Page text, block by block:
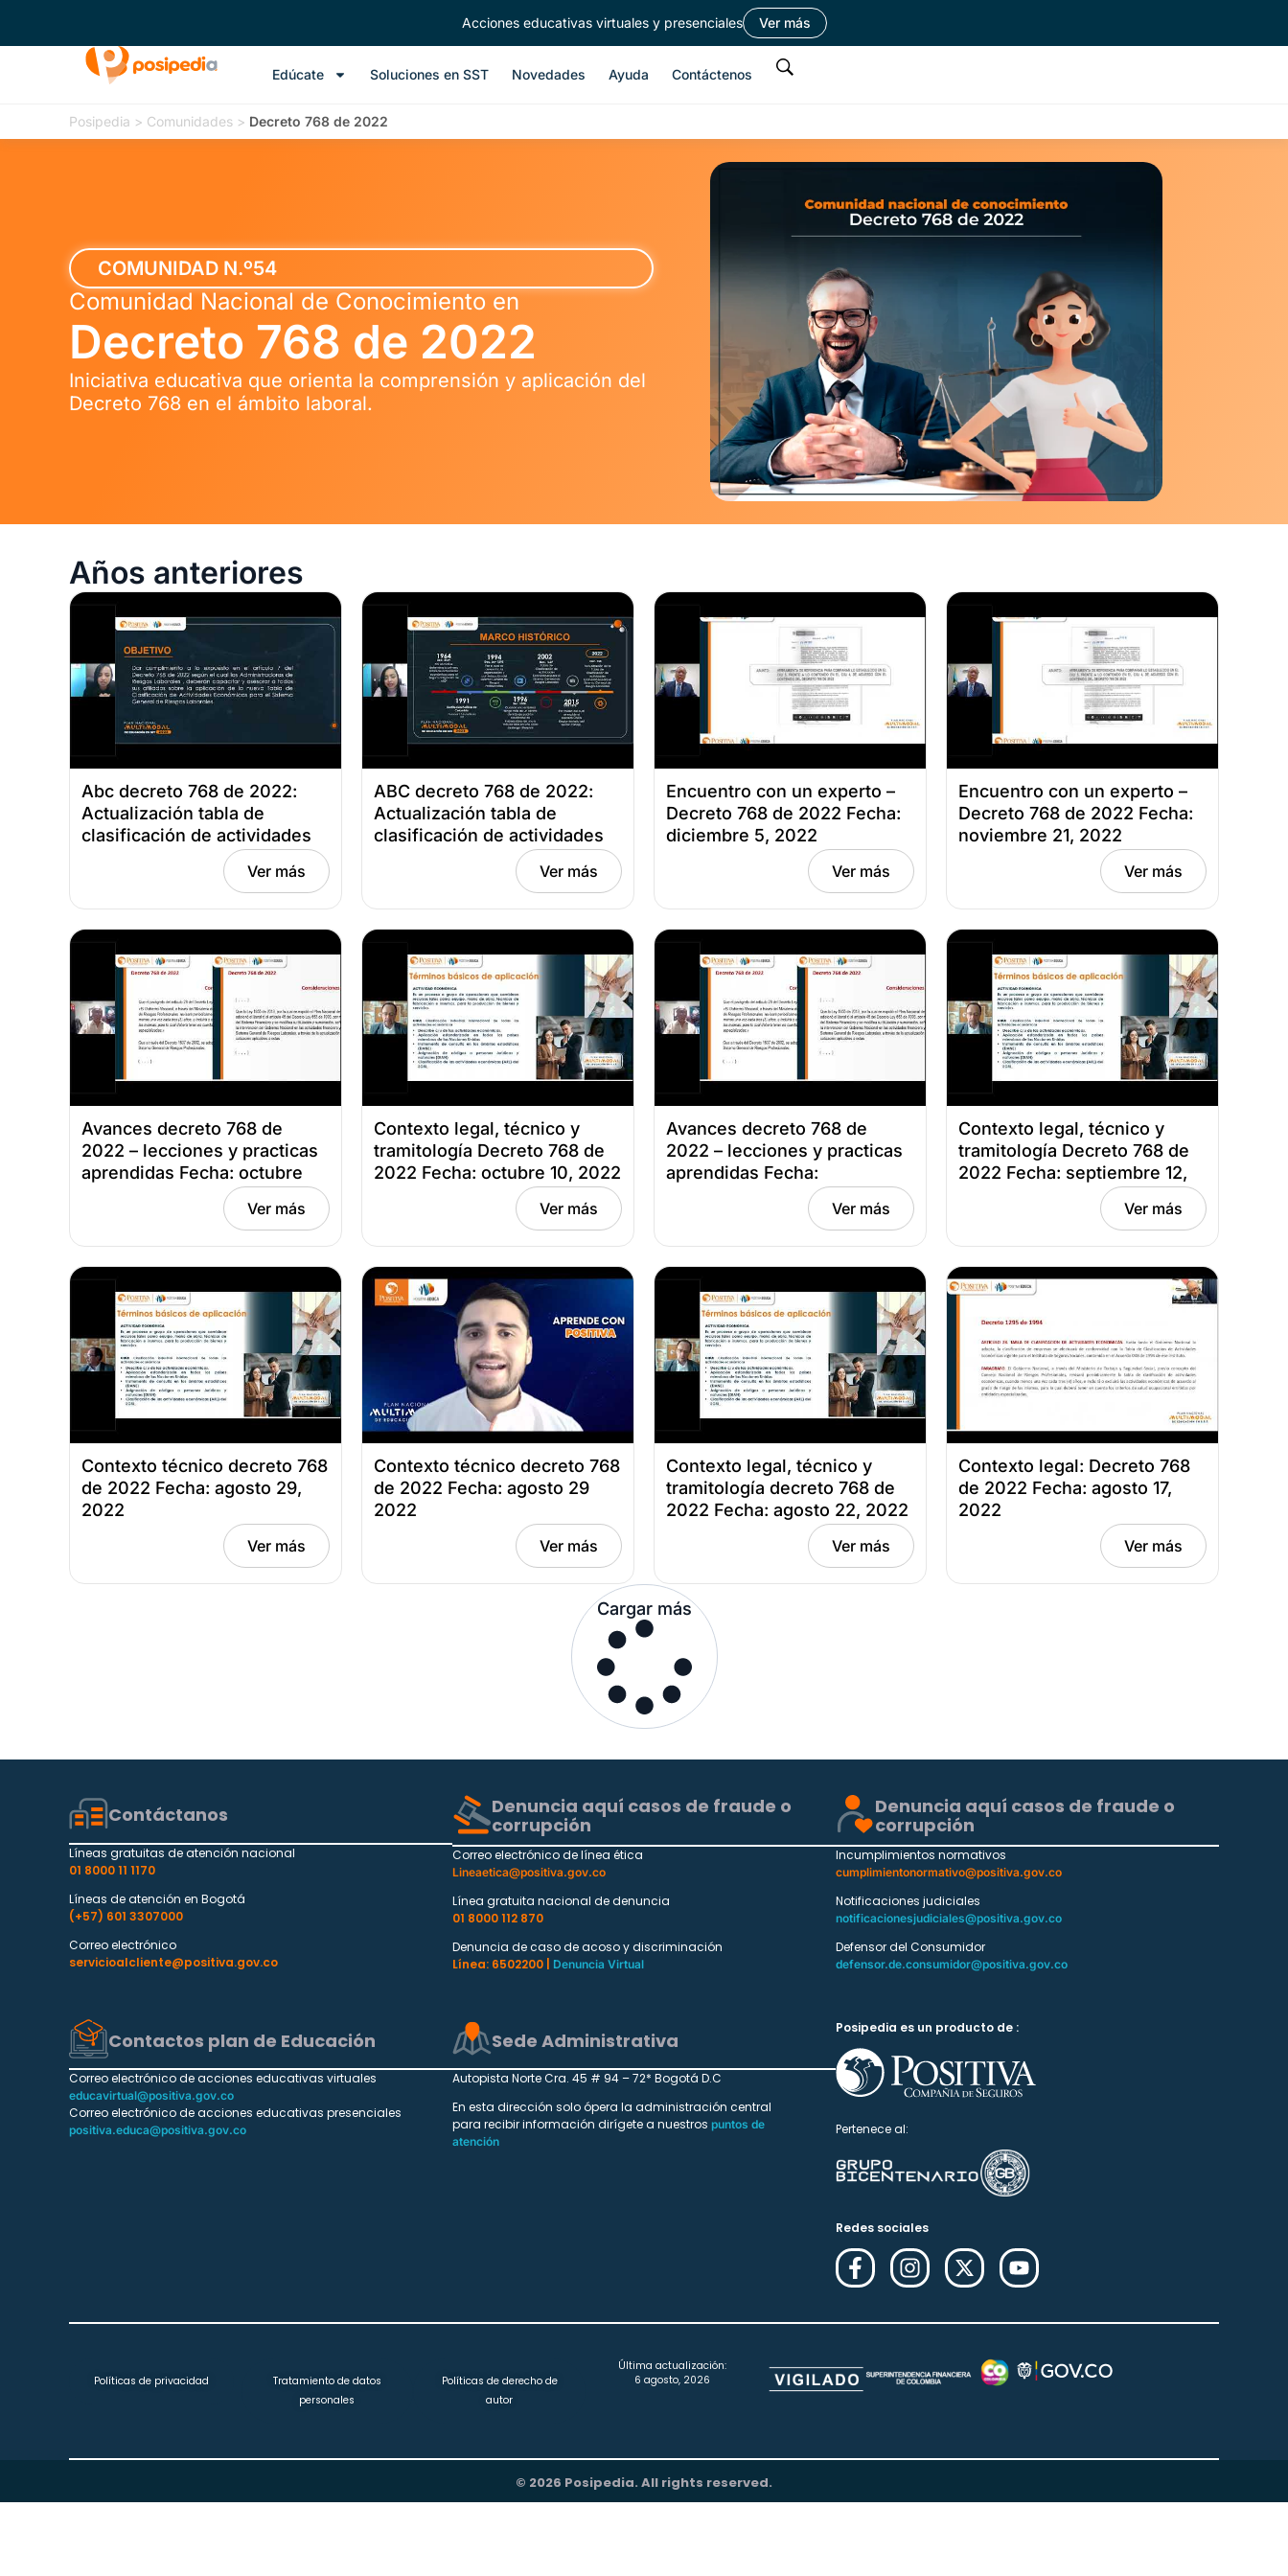
Acciones educativas virtuales y presenciales Ver más
Edúcate Soluciones en SST Novedades Ayuda Contáctenos
Posipedia > Comunidades > Decreto 768 de 2022
COMUNIDAD N.º54
Comunidad Nacional de Conocimiento en
Decreto 768 de 2022
Iniciativa educativa que orienta la comprensión y aplicación del
Decreto 768 en el ámbito laboral.
Años anteriores
Abc decreto 768 de 2022:
Actualización tabla de
clasificación de actividades
económicas, sesión 2 Fecha:
Ver más
ABC decreto 768 de 2022:
Actualización tabla de
clasificación de actividades
económicas, sesión 1 Fecha:
Ver más
Encuentro con un experto –
Decreto 768 de 2022 Fecha:
diciembre 5, 2022
Ver más
Encuentro con un experto –
Decreto 768 de 2022 Fecha:
noviembre 21, 2022
Ver más
Avances decreto 768 de
2022 – lecciones y practicas
aprendidas Fecha: octubre
Ver más
Contexto legal, técnico y
tramitología Decreto 768 de
2022 Fecha: octubre 10, 2022
Ver más
Avances decreto 768 de
2022 – lecciones y practicas
aprendidas Fecha:
septiembre 26, 2022
Ver más
Contexto legal, técnico y
tramitología Decreto 768 de
2022 Fecha: septiembre 12,
Ver más
Contexto técnico decreto 768
de 2022 Fecha: agosto 29,
2022
Ver más
Contexto técnico decreto 768
de 2022 Fecha: agosto 29
2022
Ver más
Contexto legal, técnico y
tramitología decreto 768 de
2022 Fecha: agosto 22, 2022
Ver más
Contexto legal: Decreto 768
de 2022 Fecha: agosto 17,
2022
Ver más
Cargar más
Contáctanos
Líneas gratuitas de atención nacional
01 8000 11 1170
Líneas de atención en Bogotá
(+57) 601 3307000
Correo electrónico
servicioalcliente@positiva.gov.co
Denuncia aquí casos de fraude o
corrupción
Correo electrónico de línea ética
Lineaetica@positiva.gov.co
Línea gratuita nacional de denuncia
01 8000 112 870
Denuncia de caso de acoso y discriminación
Línea: 6502200 |
Denuncia Virtual
Denuncia aquí casos de fraude o
corrupción
Incumplimientos normativos
cumplimientonormativo@positiva.gov.co
Notificaciones judiciales
notificacionesjudiciales@positiva.gov.co
Defensor del Consumidor
defensor.de.consumidor@positiva.gov.co
Contactos plan de Educación
Correo electrónico de acciones educativas virtuales
educavirtual@positiva.gov.co
Correo electrónico de acciones educativas presenciales
positiva.educa@positiva.gov.co
Sede Administrativa
Autopista Norte Cra. 45 # 94 – 72* Bogotá D.C
En esta dirección solo ópera la administración central
para recibir información dirígete a nuestros puntos de
atención
Posipedia es un producto de :
Pertenece al:
Redes sociales
Políticas de privacidad
Tratamiento de datos
personales
Políticas de derecho de
autor
Última actualización:
6 agosto, 2026
© 2026 Posipedia. All rights reserved.